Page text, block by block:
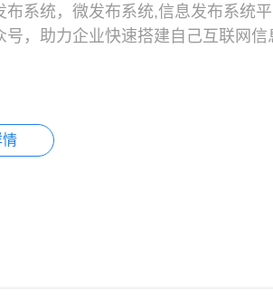
布系统，微发布系统,信息发布系统
号，助力企业快速搭建自己互联网
情